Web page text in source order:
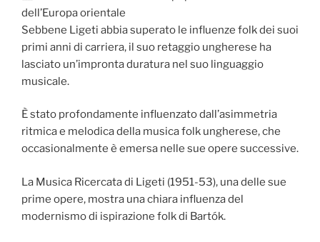
dell’Europa orientale
Sebbene Ligeti abbia superato le influenze folk dei suoi
primi anni di carriera, il suo retaggio ungherese ha
lasciato un’impronta duratura nel suo linguaggio
musicale.
È stato profondamente influenzato dall’asimmetria
ritmica e melodica della musica folk ungherese, che
occasionalmente è emersa nelle sue opere successive.
La Musica Ricercata di Ligeti (1951-53), una delle sue
prime opere, mostra una chiara influenza del
modernismo di ispirazione folk di Bartók.